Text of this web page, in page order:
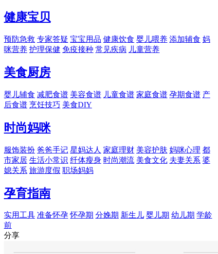
健康宝贝
预防急救 专家答疑 宝宝用品 健康饮食 婴儿喂养 添加辅食 妈
咪营养 护理保健 免疫接种 常见疾病 儿童营养
美食厨房
婴儿辅食 减肥食谱 美容食谱 儿童食谱 家庭食谱 孕期食谱 产
后食谱 烹饪技巧 美食DIY
时尚妈咪
服饰装扮 爸爸手记 星妈达人 家庭理财 美容护肤 妈咪心理 都
市家居 生活小常识 纤体瘦身 时尚潮流 美食文化 夫妻关系 婆
媳关系 旅游度假 职场妈妈
孕育指南
实用工具 准备怀孕 怀孕期 分娩期 新生儿 婴儿期 幼儿期 学龄
前
分享